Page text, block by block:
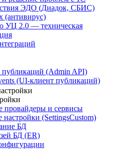
ЭДО (Диадок, СБИС)
(антивирус)
УЦ 2.0 — техническая
публикаций (Admin API)
(UI-клиент публикаций)
провайдеры и сервисы
(SettingsCustom)
БД
БД (ER)